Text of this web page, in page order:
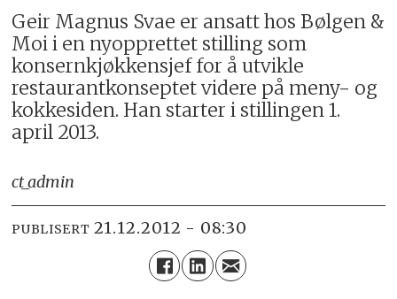
Geir Magnus Svae er ansatt hos Bølgen &
Moi i en nyopprettet stilling som
konsernkjøkkensjef for å utvikle
restaurantkonseptet videre på meny- og
kokkesiden. Han starter i stillingen 1.
april 2013.
ct_admin
PUBLISERT 21.12.2012 - 08:30